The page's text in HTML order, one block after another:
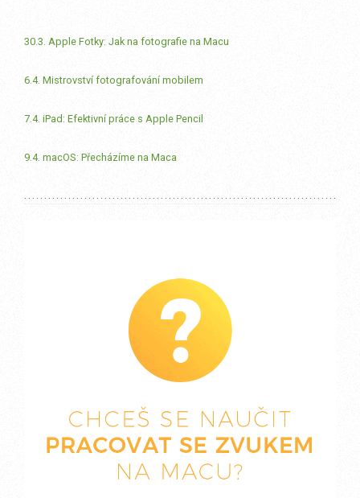
30.3. Apple Fotky: Jak na fotografie na Macu
6.4. Mistrovství fotografování mobilem
7.4. iPad: Efektivní práce s Apple Pencil
9.4. macOS: Přecházíme na Maca